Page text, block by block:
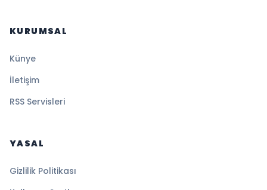
KURUMSAL
Künye
İletişim
RSS Servisleri
YASAL
Gizlilik Politikası